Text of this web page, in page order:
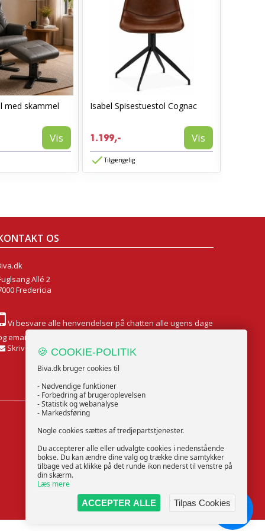
med skammel
Vis
Isabel Spisestuestol Cognac
1.199,- Vis
Tilgængelig
OS
Allé 2
Fredericia
Vi besvare alle henvendelser på chatten alle ugens dage
email Mandag til Fredag
Skriv til os
FØLG OS
🍪 COOKIE-POLITIK
Biva.dk bruger cookies til
- Nødvendige funktioner
- Forbedring af brugeroplevelsen
- Statistik og webanalyse
- Markedsføring
Nogle cookies sættes af tredjepartstjenester.
Du accepterer alle eller udvalgte cookies i nedenstående
bokse. Du kan ændre dine valg og trække dine samtykker
tilbage ved at klikke på det runde ikon nederst til venstre på
din skærm.
Læs mere
ACCEPTER ALLE
Tilpas Cookies